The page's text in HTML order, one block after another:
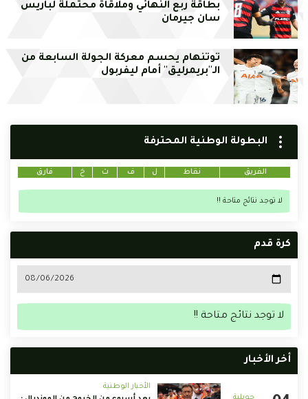
بطاقة ربع النهائي وملاقاة محتملة لباريس
سان جيرمان
توتنهام يحسم معركة الجولة السابعة من
الـ''بريمرليق'' أمام ليفربول
البطولة الوطنية المحترفة
الفريق نقاط ل ف ت خ فارق
لا توجد نتائج متاحة !!
كرة قدم
لا توجد نتائج متاحة !!
أخر الأخبار
الأخبار الوطنية